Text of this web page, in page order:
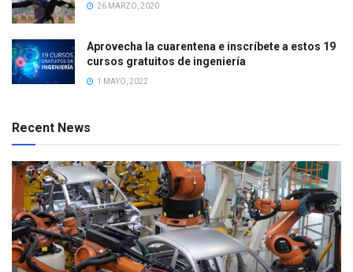
26 MARZO, 2020
Aprovecha la cuarentena e inscríbete a estos 19
cursos gratuitos de ingeniería
1 MAYO, 2022
Recent News